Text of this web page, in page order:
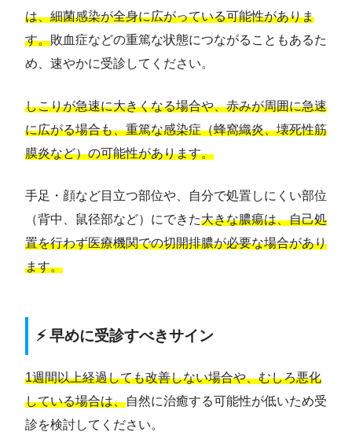
は、細菌感染が全身に広がっている可能性がありま
す。敗血症などの重篤な状態につながることもあるた
め、速やかに受診してください。
しこりが急速に大きくなる場合や、赤みが周囲に急速
に広がる場合も、重篤な感染症（蜂窩織炎、壊死性筋
膜炎など）の可能性があります。
手足・顔など目立つ部位や、自分で処置しにくい部位
（背中、鼠径部など）にできた大きな膿瘍は、自己処
置を行わず医療機関での切開排膿が必要な場合があり
ます。
⚡ 早めに受診すべきサイン
1週間以上経過しても改善しない場合や、むしろ悪化
している場合は、自然に治癒する可能性が低いため受
診を検討してください。